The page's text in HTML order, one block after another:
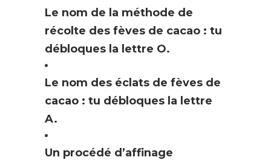
Le nom de la méthode de
récolte des fèves de cacao : tu
débloques la lettre O.
Le nom des éclats de fèves de
cacao : tu débloques la lettre
A.
Un procédé d’affinage